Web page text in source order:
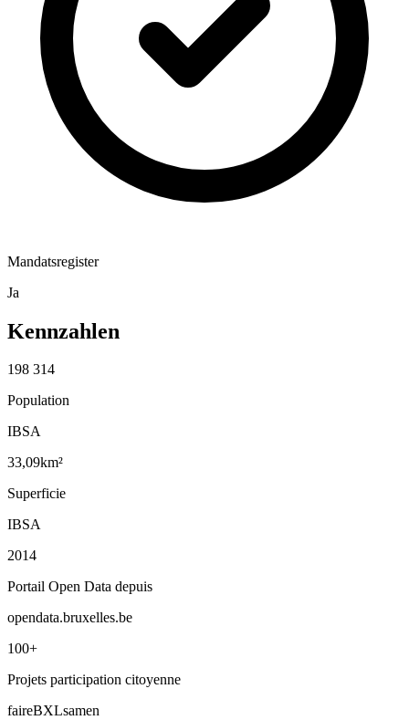
Mandatsregister
Ja
Kennzahlen
198 314
Population
IBSA
33,09km²
Superficie
IBSA
2014
Portail Open Data depuis
opendata.bruxelles.be
100+
Projets participation citoyenne
faireBXLsamen